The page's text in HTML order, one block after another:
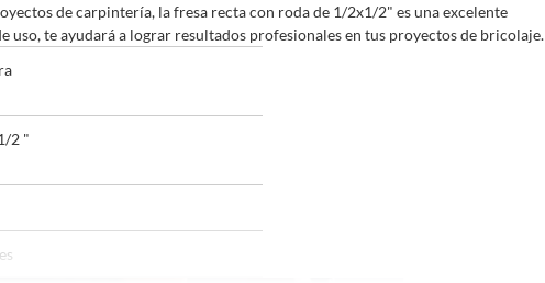
de carpintería, la fresa recta con roda de 1/2x1/2" es una excelente
uso, te ayudará a lograr resultados profesionales en tus proyectos de bricolaje.
2 "